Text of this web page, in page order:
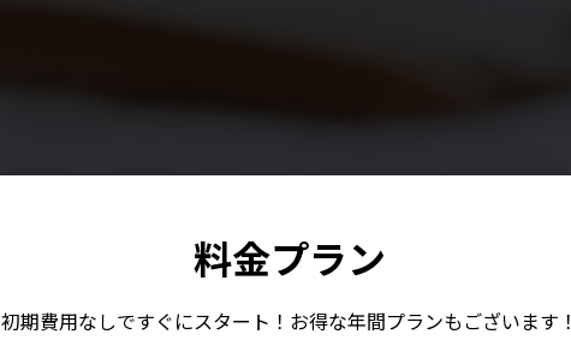
料金プラン
初期費用なしですぐにスタート！お得な年間プランもございます！